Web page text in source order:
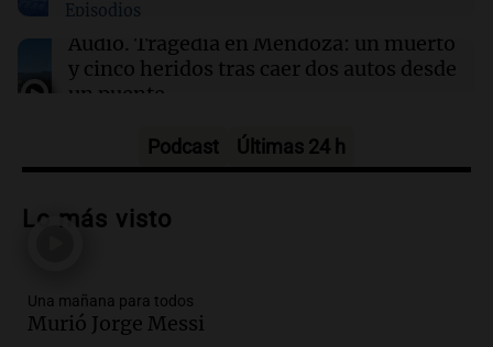
El Senado de EE.UU. aprueba ley para evitar el
cierre del Gobierno federal antes de elecciones
Episodios
Audio. Tragedia en Mendoza: un muerto
y cinco heridos tras caer dos autos desde
un puente
Audio.Messi llegará esta noche a
tras la muerte de su papá
Audio.Ley de Propiedad Privada: el revés
en el Congreso expuso una debilidad
Podcast Últimas 24 h
Lo más visto
Una mañana para todos
Murió Jorge Messi